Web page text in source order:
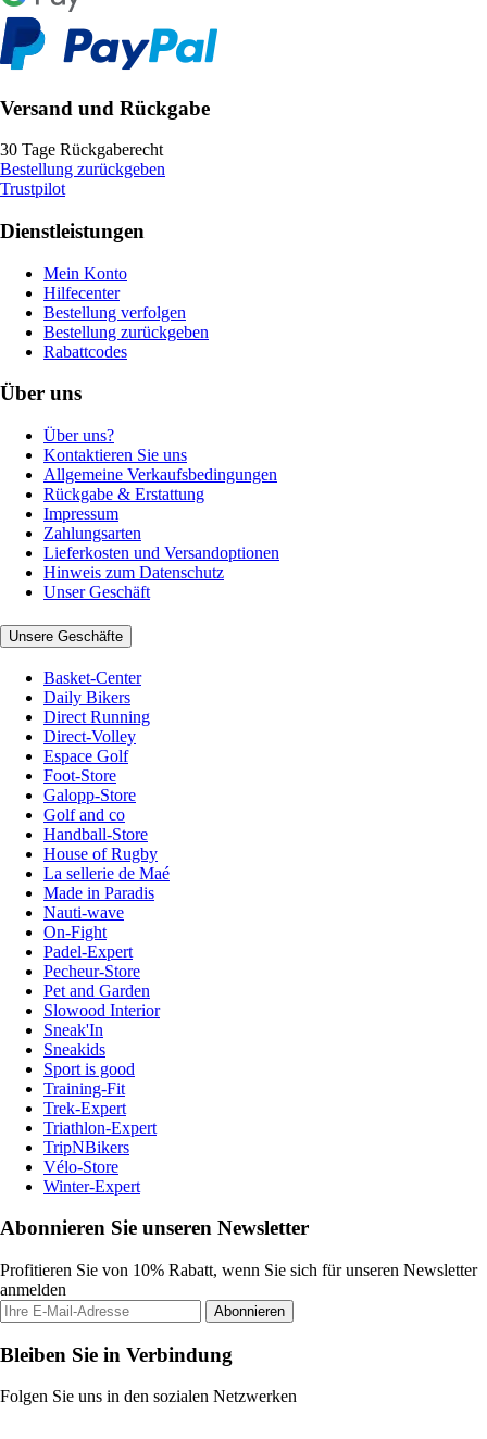
Versand und Rückgabe
30 Tage Rückgaberecht
Bestellung zurückgeben
Trustpilot
Dienstleistungen
Mein Konto
Hilfecenter
Bestellung verfolgen
Bestellung zurückgeben
Rabattcodes
Über uns
Über uns?
Kontaktieren Sie uns
Allgemeine Verkaufsbedingungen
Rückgabe & Erstattung
Impressum
Zahlungsarten
Lieferkosten und Versandoptionen
Hinweis zum Datenschutz
Unser Geschäft
Unsere Geschäfte
Basket-Center
Daily Bikers
Direct Running
Direct-Volley
Espace Golf
Foot-Store
Galopp-Store
Golf and co
Handball-Store
House of Rugby
La sellerie de Maé
Made in Paradis
Nauti-wave
On-Fight
Padel-Expert
Pecheur-Store
Pet and Garden
Slowood Interior
Sneak'In
Sneakids
Sport is good
Training-Fit
Trek-Expert
Triathlon-Expert
TripNBikers
Vélo-Store
Winter-Expert
Abonnieren Sie unseren Newsletter
Profitieren Sie von 10% Rabatt, wenn Sie sich für unseren Newsletter
anmelden
Abonnieren
Bleiben Sie in Verbindung
Folgen Sie uns in den sozialen Netzwerken